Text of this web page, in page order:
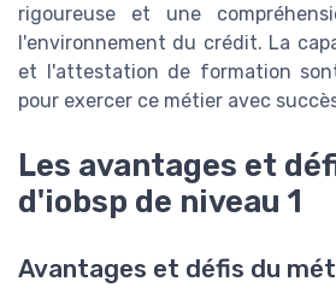
rigoureuse et une
l'environnement du crédit. La
et l'attestation de formation
pour exercer ce métier avec
Les avantages et
d'iobsp de niveau 1
Avantages et défis du